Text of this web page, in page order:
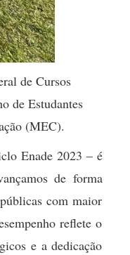
de Cursos
de Estudantes
(MEC).
Enade 2023 – é
de forma
com maior
reflete o
e a dedicação